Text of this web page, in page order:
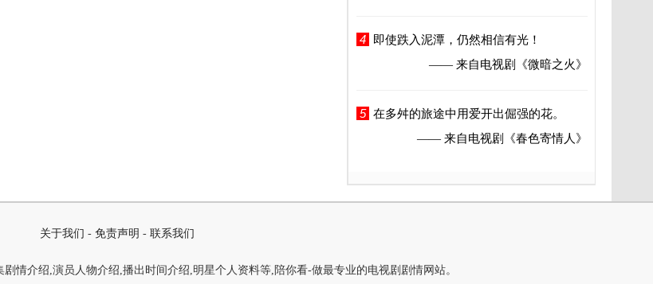
4
即使跌入泥潭，仍然相信有光！
—— 来自电视剧
《微暗之火》
5 在多舛的旅途中用爱开出倔强的花。
—— 来自电视剧
《春色寄情人》
关于我们 - 免责声明 - 联系我们
情介绍,演员人物介绍,播出时间介绍,明星个人资料等,陪你看-做最专业的电视剧剧情网站。